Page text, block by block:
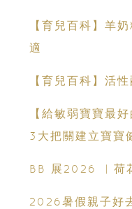
【育兒百科】羊
適
【育兒百科】活
【給敏弱寶寶最
3大把關建立寶寶
BB 展2026 ︳荷
2026暑假親子好